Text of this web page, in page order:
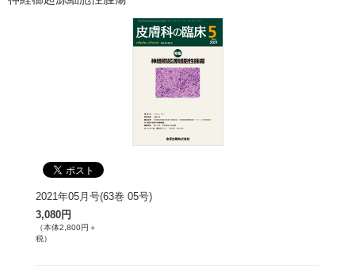
2021年05月号(63巻 05号)
3,080円
（本体2,800円＋
税）